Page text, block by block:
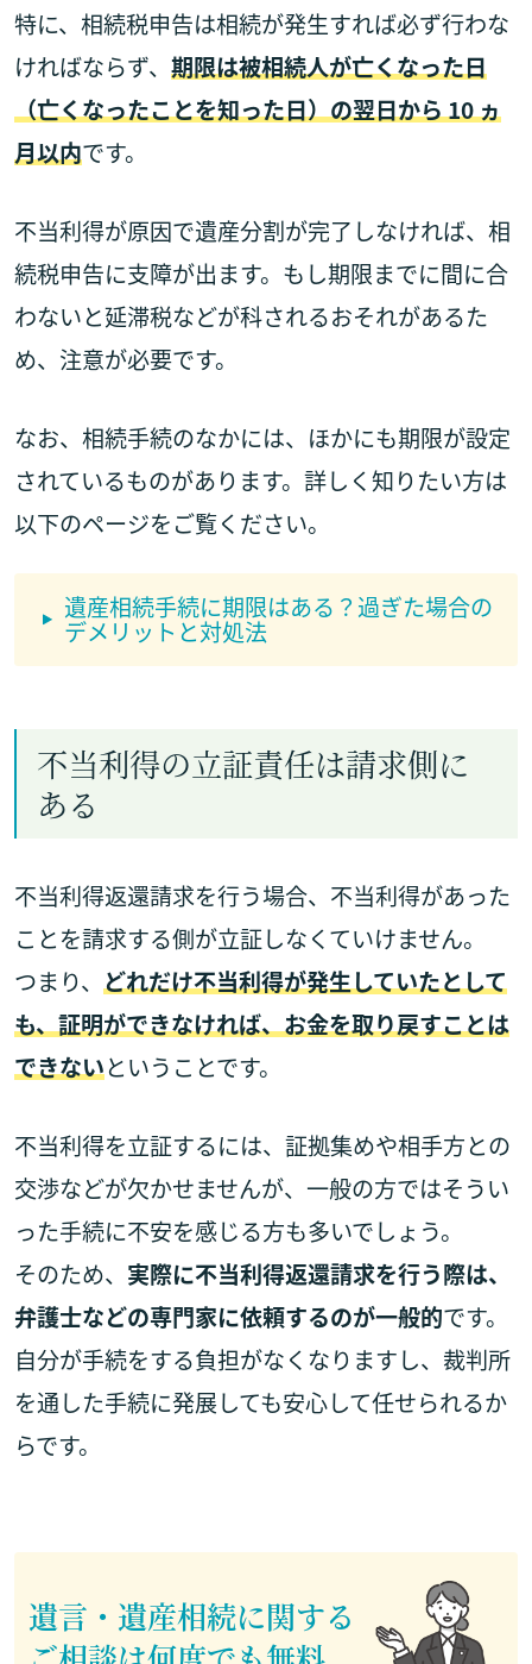
特に、相続税申告は相続が発生すれば必ず行わな
ければならず、 期限は被相続人が亡くなった日
（亡くなったことを知った日）の翌日から 10 ヵ
月以内です。
不当利得が原因で遺産分割が完了しなければ、相
続税申告に支障が出ます。もし期限までに間に合
わないと延滞税などが科されるおそれがあるた
め、注意が必要です。
なお、相続手続のなかには、ほかにも期限が設定
されているものがあります。詳しく知りたい方は
以下のページをご覧ください。
遺産相続手続に期限はある？過ぎた場合の
デメリットと対処法
不当利得の立証責任は請求側に
ある
不当利得返還請求を行う場合、不当利得があった
ことを請求する側が立証しなくていけません。
つまり、 どれだけ不当利得が発生していたとして
も、証明ができなければ、お金を取り戻すことは
できないということです。
不当利得を立証するには、証拠集めや相手方との
交渉などが欠かせませんが、一般の方ではそうい
った手続に不安を感じる方も多いでしょう。
そのため、 実際に不当利得返還請求を行う際は、
弁護士などの専門家に依頼するのが一般的です。
自分が手続をする負担がなくなりますし、裁判所
を通した手続に発展しても安心して任せられるか
らです。
遺言・遺産相続に関する